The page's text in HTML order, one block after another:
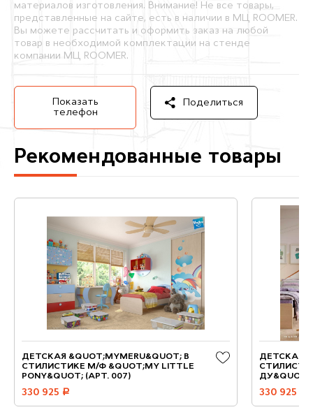
материалов изготовления. Внимание! Не все товары,
представленные на сайте, есть в наличии в МЦ ROOMER.
Вы можете рассчитать и оформить заказ на любой
товар в необходимой комплектации на стенде
компании МЦ ROOMER.
Показать
телефон
Поделиться
Рекомендованные товары
ДЕТСКАЯ &QUOT;MYMERU&QUOT; В
СТИЛИСТИКЕ М/Ф &QUOT;MY LITTLE
PONY&QUOT; (АРТ. 007)
330 925 руб.
ДЕТСКАЯ
ДУ&QUOT;
330 925